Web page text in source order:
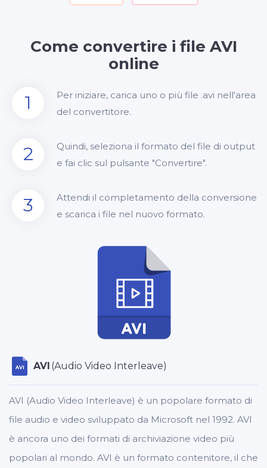
Come convertire i file AVI
online
1
Per iniziare, carica uno o più file .avi nell'area
del convertitore.
2
Quindi, seleziona il formato del file di output
e fai clic sul pulsante "Convertire".
3
Attendi il completamento della conversione
e scarica i file nel nuovo formato.
AVI AVI (Audio Video Interleave)
AVI (Audio Video Interleave) è un popolare formato di
file audio e video sviluppato da Microsoft nel 1992. AVI
è ancora uno dei formati di archiviazione video più
popolari al mondo. AVI è un formato contenitore, il che